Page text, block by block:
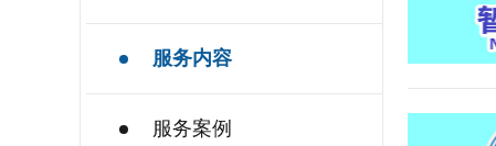
服务内容
服务案例